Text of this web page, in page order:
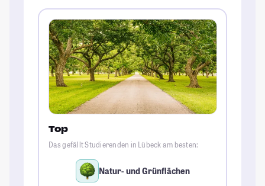
Top
Das gefällt Studierenden in Lübeck am besten:
Natur- und Grünflächen